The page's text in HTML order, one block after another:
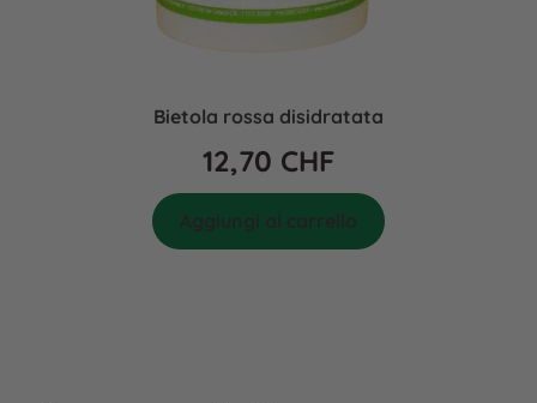
Bietola rossa disidratata
12,70 CHF